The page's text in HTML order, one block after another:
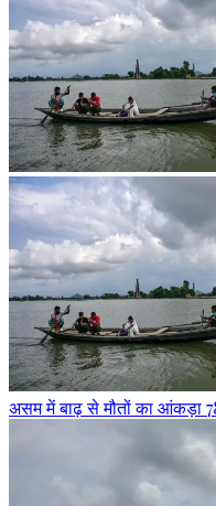
असम में बाढ़ से मौतों का आंकड़ा